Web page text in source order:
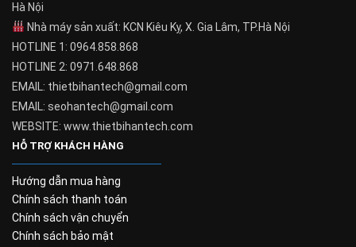
Hà Nội
Nhà máy sản xuất: KCN Kiêu Kỵ, X. Gia Lâm, TP.Hà Nội
HOTLINE 1: 0964.858.868
HOTLINE 2: 0971.648.868
EMAIL: thietbihantech@gmail.com
EMAIL: seohantech@gmail.com
WEBSITE: www.thietbihantech.com
HỖ TRỢ KHÁCH HÀNG
Hướng dẫn mua hàng
Chính sách thanh toán
Chính sách vận chuyển
Chính sách bảo mật